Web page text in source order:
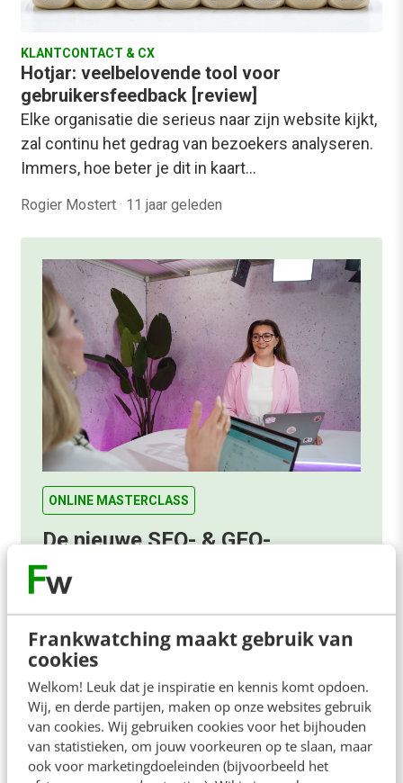
Frankwatching maakt gebruik van
cookies
Welkom! Leuk dat je inspiratie en kennis komt opdoen.
Wij, en derde partijen, maken op onze websites gebruik
van cookies. Wij gebruiken cookies voor het bijhouden
van statistieken, om jouw voorkeuren op te slaan, maar
ook voor marketingdoeleinden (bijvoorbeeld het
KLANTCONTACT & CX
Hotjar: veelbelovende tool voor
gebruikersfeedback [review]
Elke organisatie die serieus naar zijn website kijkt,
zal continu het gedrag van bezoekers analyseren.
Immers, hoe beter je dit in kaart…
Rogier Mostert · 11 jaar geleden
ONLINE MASTERCLASS
De nieuwe SEO- & GEO-
spelregels
In 2,5 uur van Google-first naar AI-first: zo wordt je
content beter gevonden. Schrijf je in en bekijk
direct.
Meer weten